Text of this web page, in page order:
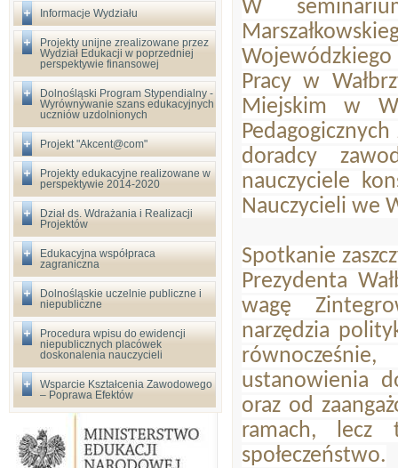
Informacje Wydziału
Projekty unijne zrealizowane przez
Wydział Edukacji w poprzedniej
perspektywie finansowej
Dolnośląski Program Stypendialny -
Wyrównywanie szans edukacyjnych
uczniów uzdolnionych
Projekt "Akcent@com"
Projekty edukacyjne realizowane w
perspektywie 2014-2020
Dział ds. Wdrażania i Realizacji
Projektów
Edukacyjna współpraca
zagraniczna
Dolnośląskie uczelnie publiczne i
niepubliczne
Procedura wpisu do ewidencji
niepublicznych placówek
doskonalenia nauczycieli
Wsparcie Kształcenia Zawodowego
– Poprawa Efektów
W
Wojewódzkiego
Pracy w
Miejskim w
doradcy
nauczyciele
Nauczycieli we
Spotkanie
Prezydenta
wagę
narzędzia
ustanowienia
oraz od
ramach, lecz
społeczeństwo.